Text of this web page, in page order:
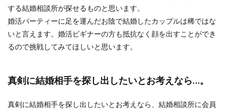
する結婚相談所が探せるものと思います。
婚活パーティーに足を運んだお陰で結婚したカップルは稀ではな
いと言えます。婚活ビギナーの方も抵抗なく顔を出すことができ
るので挑戦してみてほしいと思います。
真剣に結婚相手を探し出したいとお考えなら…。
真剣に結婚相手を探し出したいとお考えなら、結婚相談所に会員